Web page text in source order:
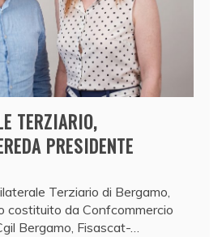
TERZIARIO,
PRESIDENTE
Terziario di Bergamo,
costituito da Confcommercio
Bergamo, Fisascat-…